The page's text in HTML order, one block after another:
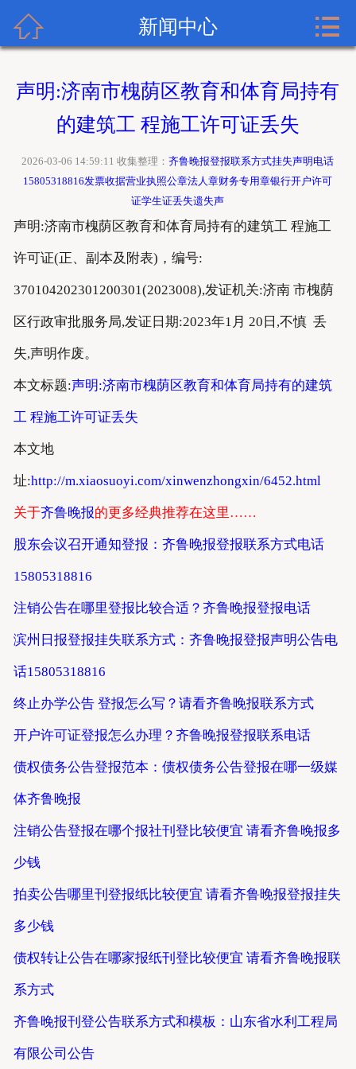
齐鲁晚报广告网首页
齐鲁晚报登报内容
齐鲁晚报登报格式
齐鲁晚报登报挂失流程
 新闻中心 
声明:济南市槐荫区教育和体育局持有
的建筑工 程施工许可证丢失
2026-03-06 14:59:11 收集整理：齐鲁晚报登报联系方式挂失声明电话
15805318816发票收据营业执照公章法人章财务专用章银行开户许可
证学生证丢失遗失声
声明:济南市槐荫区教育和体育局持有的建筑工 程施工
许可证(正、副本及附表)，编号:
370104202301200301(2023008),发证机关:济南 市槐荫
区行政审批服务局,发证日期:2023年1月 20日,不慎 丢
失,声明作废。
本文标题:声明:济南市槐荫区教育和体育局持有的建筑
工 程施工许可证丢失
本文地
址:http://m.xiaosuoyi.com/xinwenzhongxin/6452.html
关于齐鲁晚报的更多经典推荐在这里……
股东会议召开通知登报：齐鲁晚报登报联系方式电话
15805318816
注销公告在哪里登报比较合适？齐鲁晚报登报电话
滨州日报登报挂失联系方式：齐鲁晚报登报声明公告电
话15805318816
终止办学公告 登报怎么写？请看齐鲁晚报联系方式
开户许可证登报怎么办理？齐鲁晚报登报联系电话
债权债务公告登报范本：债权债务公告登报在哪一级媒
体齐鲁晚报
注销公告登报在哪个报社刊登比较便宜 请看齐鲁晚报多
少钱
拍卖公告哪里刊登报纸比较便宜 请看齐鲁晚报登报挂失
多少钱
债权转让公告在哪家报纸刊登比较便宜 请看齐鲁晚报联
系方式
齐鲁晚报刊登公告联系方式和模板：山东省水利工程局
有限公司公告